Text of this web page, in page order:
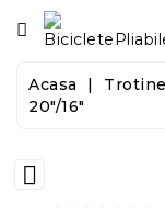
CATEGORIE
Biciclete
Biciclete
Acasa
20"/16"
